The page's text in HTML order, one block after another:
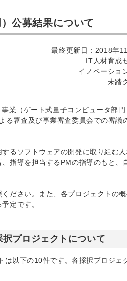
公募結果について
最終更新日：2018年
IT人材育成
イノベーショ
未踏
業（ゲート式量子コンピュータ部門
る審査及び事業審査委員会での審議
るソフトウェアの開発に取り組む人
指導を担当するPMの指導のもと、
ださい。また、各プロジェクトの
定です。
プロジェクトについて
は以下の10件です。各採択プロジェ